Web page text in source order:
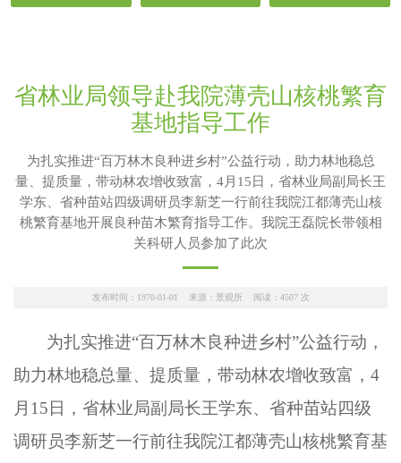
省林业局领导赴我院薄壳山核桃繁育
基地指导工作
为扎实推进“百万林木良种进乡村”公益行动，助力林地稳总
量、提质量，带动林农增收致富，4月15日，省林业局副局长王
学东、省种苗站四级调研员李新芝一行前往我院江都薄壳山核
桃繁育基地开展良种苗木繁育指导工作。我院王磊院长带领相
关科研人员参加了此次
发布时间：1970-01-01 来源：景观所 阅读： 4507次
为扎实推进“百万林木良种进乡村”公益行动，
助力林地稳总量、提质量，带动林农增收致富， 4
月 15 日，省林业局副局长王学东、省种苗站四级
调研员李新芝一行前往我院江都薄壳山核桃繁育基